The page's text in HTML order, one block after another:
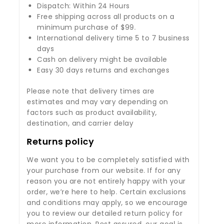
Dispatch: Within 24 Hours
Free shipping across all products on a
minimum purchase of $99.
International delivery time 5 to 7 business
days
Cash on delivery might be available
Easy 30 days returns and exchanges
Please note that delivery times are
estimates and may vary depending on
factors such as product availability,
destination, and carrier delay
Returns policy
We want you to be completely satisfied with
your purchase from our website. If for any
reason you are not entirely happy with your
order, we’re here to help. Certain exclusions
and conditions may apply, so we encourage
you to review our detailed return policy for